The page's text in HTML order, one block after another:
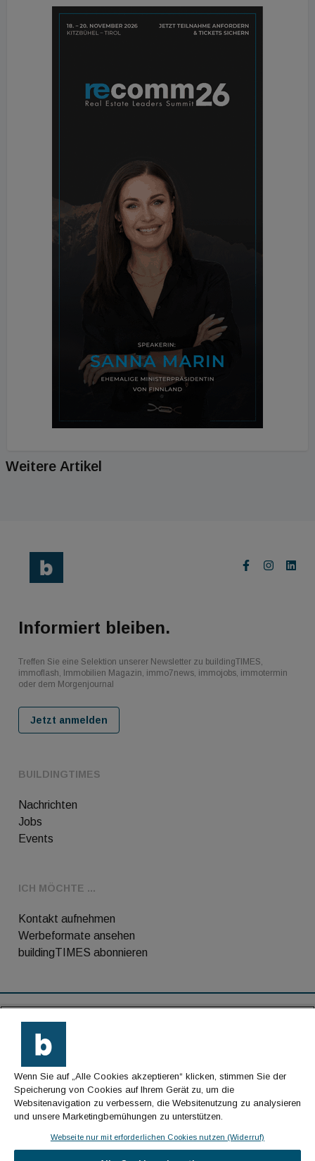
Weitere Artikel
BUILDINGTIMES
Nachrichten
Jobs
Events
ICH MÖCHTE ...
Kontakt aufnehmen
Werbeformate ansehen
buildingTIMES abonnieren
Informiert bleiben.
Treffen Sie eine Selektion unserer Newsletter zu buildingTIMES,
immoflash, Immobilien Magazin, immo7news, immojobs, immotermin
oder dem Morgenjournal
Jetzt anmelden
Kontakt
Impressum
Datenschutz
Wenn Sie auf „Alle Cookies akzeptieren“ klicken, stimmen Sie der
Speicherung von Cookies auf Ihrem Gerät zu, um die
Websitenavigation zu verbessern, die Websitenutzung zu analysieren
und unsere Marketingbemühungen zu unterstützen.
Webseite nur mit erforderlichen Cookies nutzen (Widerruf)